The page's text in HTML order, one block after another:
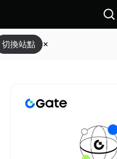
切換站點